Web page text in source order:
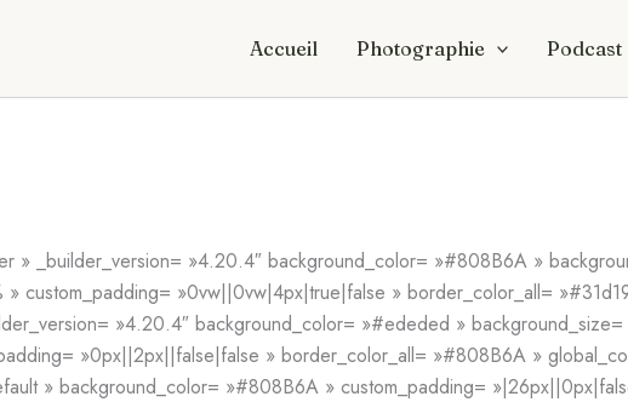
Accueil Photographie Podcast
» _builder_version= »4.20.4″ background_color= »#808B6A »
custom_padding= »0vw||0vw|4px|true|false » border_color_all=
»4.20.4″ background_color= »#ededed »
»0px||2px||false|false » border_color_all= »#808B6A »
» background_color= »#808B6A » custom_padding=